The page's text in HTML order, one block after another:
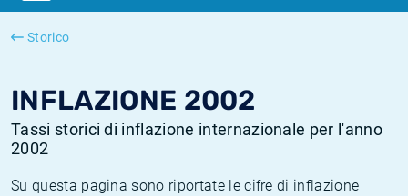
Storico
INFLAZIONE 2002
Tassi storici di inflazione internazionale per l'anno
2002
Su questa pagina sono riportate le cifre di inflazione
SONIA
Inflazione Stati Uniti
Tassi storici di TONAR